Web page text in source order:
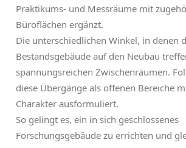
Praktikums- und Messräume mit
Büroflächen ergänzt.
Die unterschiedlichen Winkel, in denen
Bestandsgebäude auf den Neubau
spannungsreichen Zwischenräumen.
diese Übergänge als offenen Bereiche
Charakter ausformuliert.
So gelingt es, ein in sich geschlossenes
Forschungsgebäude zu errichten und